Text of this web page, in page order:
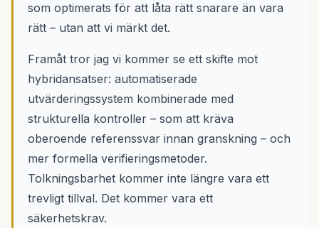
som optimerats för att låta rätt snarare än vara
rätt – utan att vi märkt det.
Framåt tror jag vi kommer se ett skifte mot
hybridansatser: automatiserade
utvärderingssystem kombinerade med
strukturella kontroller – som att kräva
oberoende referenssvar innan granskning – och
mer formella verifieringsmetoder.
Tolkningsbarhet kommer inte längre vara ett
trevligt tillval. Det kommer vara ett
säkerhetskrav.